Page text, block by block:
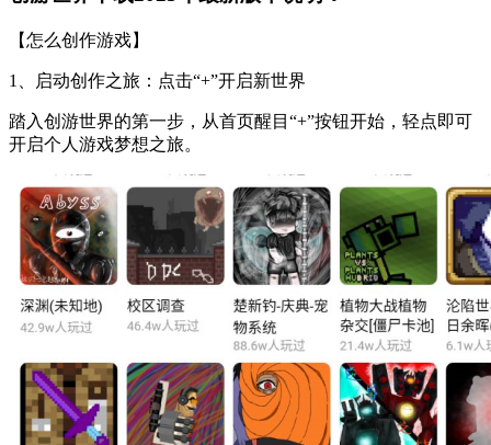
【怎么创作游戏】
1、启动创作之旅：点击“+”开启新世界
踏入创游世界的第一步，从首页醒目“+”按钮开始，轻点即可
开启个人游戏梦想之旅。